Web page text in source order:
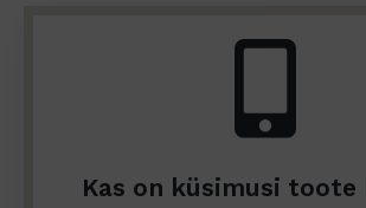
Kas on küsimusi toote